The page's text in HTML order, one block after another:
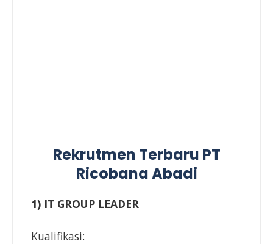
Rekrutmen Terbaru PT
Ricobana Abadi
1) IT GROUP LEADER
Kualifikasi: